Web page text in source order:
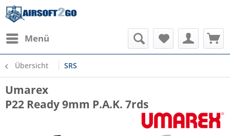
Menü
Übersicht SRS
Umarex
P22 Ready 9mm P.A.K. 7rds